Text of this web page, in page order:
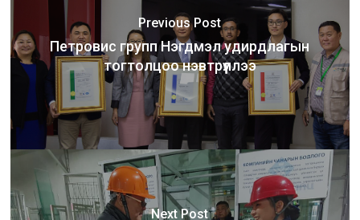
Previous Post
Петровис групп Нэгдмэл удирдлагын
тогтолцоо нэвтрүүллээ
Next Post